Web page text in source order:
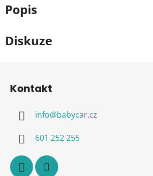
Popis
Diskuze
Kontakt
info@babycar.cz
601 252 255